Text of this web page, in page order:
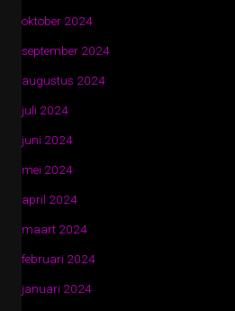
oktober 2024
september 2024
augustus 2024
juli 2024
juni 2024
mei 2024
april 2024
maart 2024
februari 2024
januari 2024